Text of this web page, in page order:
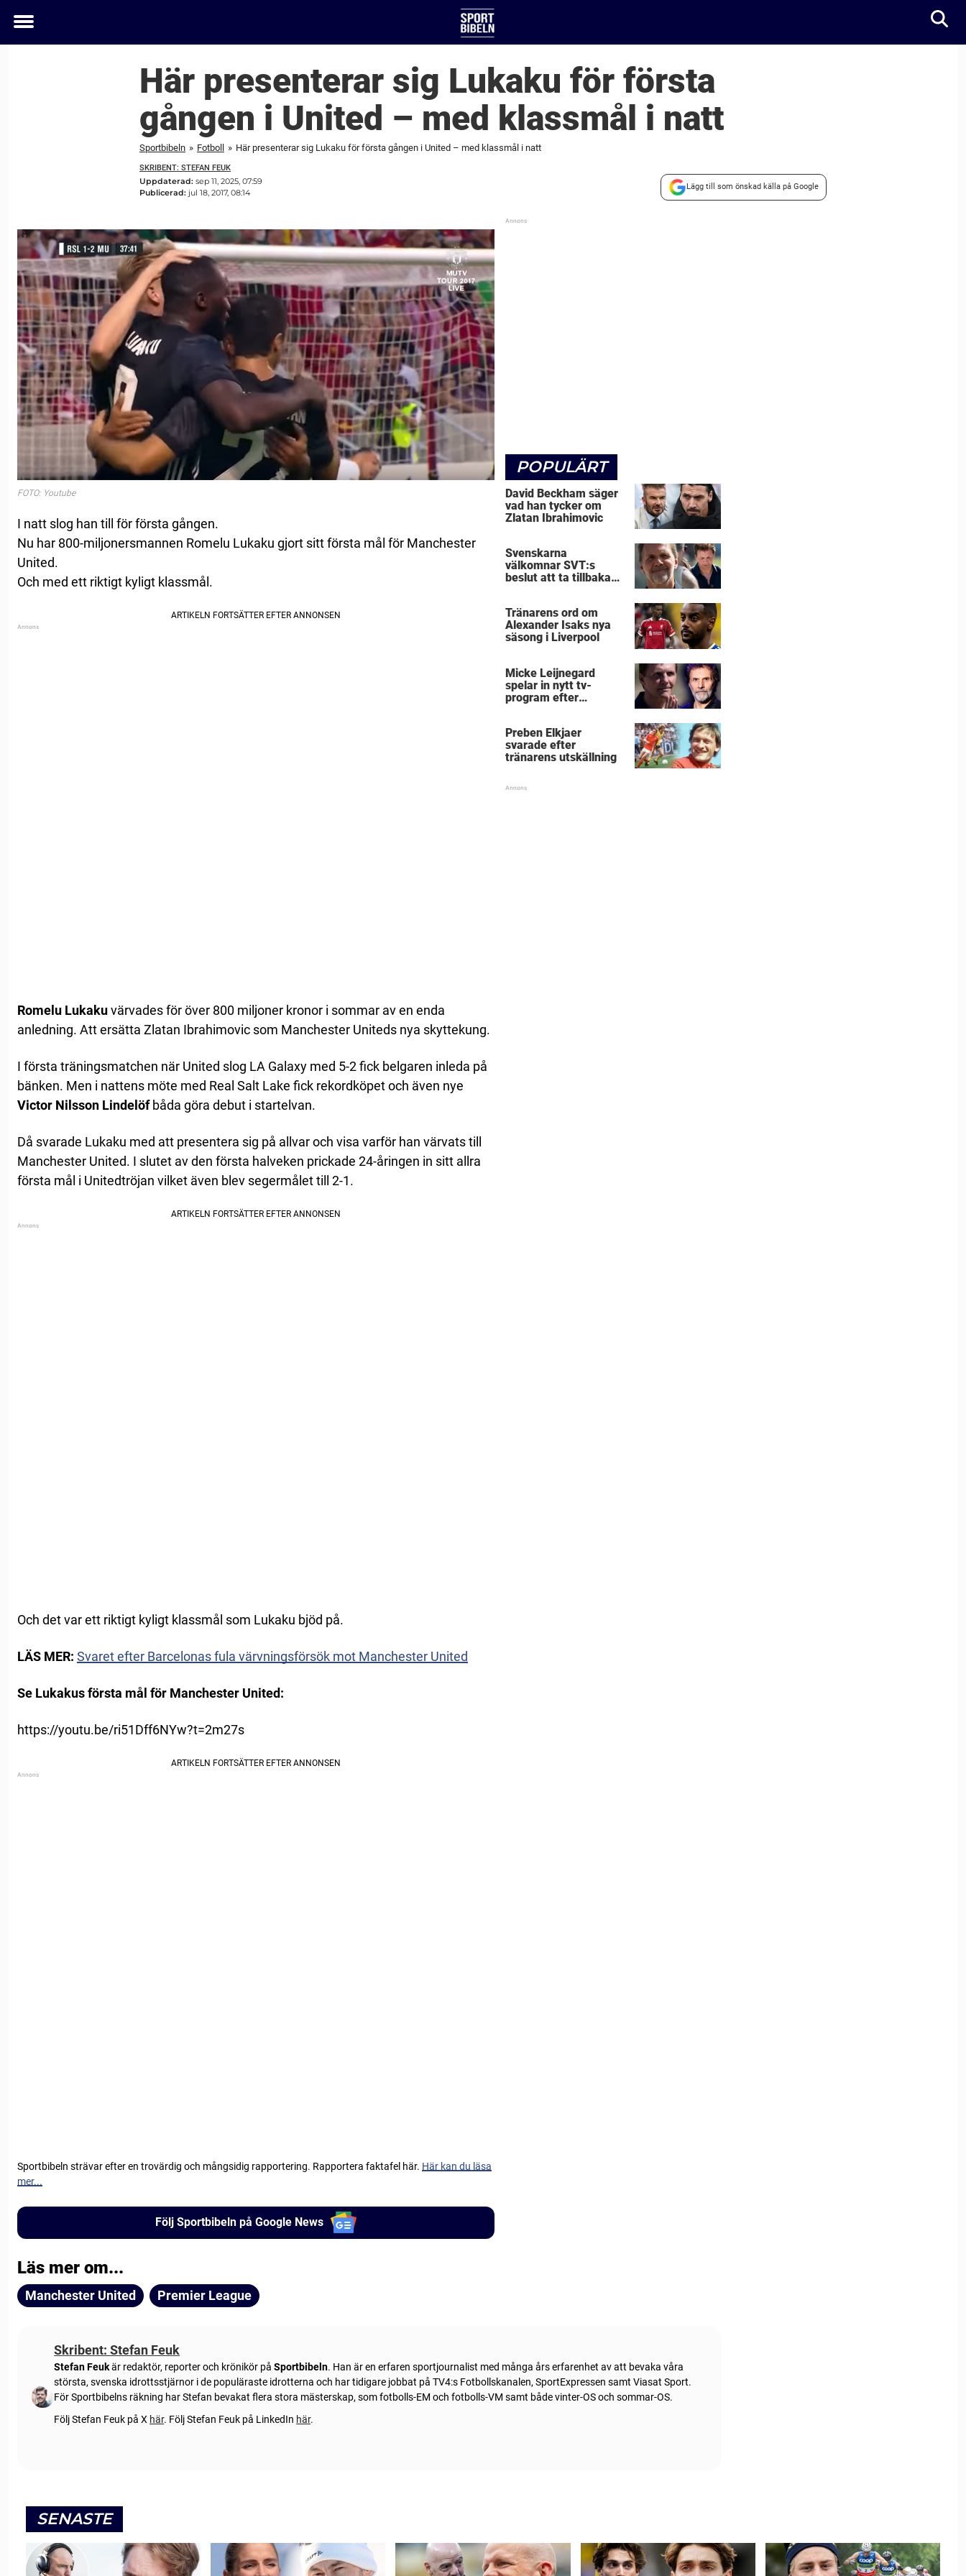
Toggle
Här presenterar sig Lukaku för första
gången i United – med klassmål i natt
Sportbibeln » Fotboll » Här presenterar sig Lukaku för första gången i United – med klassmål i natt
SKRIBENT: STEFAN FEUK
Uppdaterad: sep 11, 2025, 07:59
Publicerad: jul 18, 2017, 08:14
Lägg till som önskad källa på Google
FOTO: Youtube
I natt slog han till för första gången.
Nu har 800-miljonersmannen Romelu Lukaku gjort sitt första mål för Manchester
United.
Och med ett riktigt kyligt klassmål.
Romelu Lukakuvärvades för över 800 miljoner kronor i sommar av en enda
anledning. Att ersätta Zlatan Ibrahimovic som Manchester Uniteds nya skyttekung.
I första träningsmatchen när United slog LA Galaxy med 5-2 fick belgaren inleda på
bänken. Men i nattens möte med Real Salt Lake fick rekordköpet och även nye
Victor Nilsson Lindelöfbåda göra debut i startelvan.
Då svarade Lukaku med att presentera sig på allvar och visa varför han värvats till
Manchester United. I slutet av den första halveken prickade 24-åringen in sitt allra
första mål i Unitedtröjan vilket även blev segermålet till 2-1.
Och det var ett riktigt kyligt klassmål som Lukaku bjöd på.
LÄS MER: Svaret efter Barcelonas fula värvningsförsök mot Manchester United
Se Lukakus första mål för Manchester United:
https://youtu.be/ri51Dff6NYw?t=2m27s
Sportbibeln strävar efter en trovärdig och mångsidig rapportering. Rapportera faktafel här. Här kan du läsa
mer...
Följ Sportbibeln på Google News
POPULÄRT
David Beckham säger
vad han tycker om
Zlatan Ibrahimovic
Svenskarna
välkomnar SVT:s
beslut att ta tillbaka
Tränarens ord om
Alexander Isaks nya
säsong i Liverpool
Micke Leijnegard
spelar in nytt tv-
program efter
Preben Elkjaer
svarade efter
tränarens utskällning
Läs mer om...
Manchester United Premier League
Skribent: Stefan Feuk
Stefan Feukär redaktör, reporter och krönikör påSportbibeln. Han är en erfaren sportjournalist med många års erfarenhet av att bevaka våra
största, svenska idrottsstjärnor i de populäraste idrotterna och har tidigare jobbat på TV4:s Fotbollskanalen, SportExpressen samt Viasat Sport.
För Sportbibelns räkning har Stefan bevakat flera stora mästerskap, som fotbolls-EM och fotbolls-VM samt både vinter-OS och sommar-OS.
Följ Stefan Feuk på X här. Följ Stefan Feuk på LinkedIn här.
SENASTE